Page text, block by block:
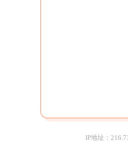
IP地址：